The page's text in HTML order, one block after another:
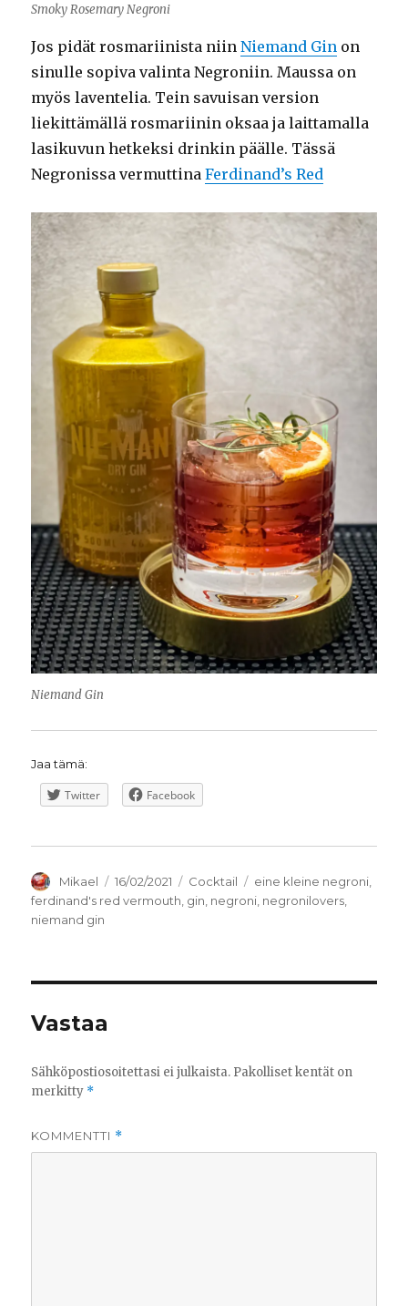
Smoky Rosemary Negroni
Jos pidät rosmariinista niinNiemand Gin on
sinulle sopiva valinta Negroniin. Maussa on
myös laventelia. Tein savuisan version
liekittämällä rosmariinin oksaa ja laittamalla
lasikuvun hetkeksi drinkin päälle. Tässä
Negronissa vermuttinaFerdinand’s Red
Niemand Gin
Jaa tämä:
Twitter Facebook
Kirjoittaja
Mikael Julkaistu
16/02/2021 Kategoriat
Cocktail Avainsanat
eine kleine negroni,
ferdinand's red vermouth, gin, negroni, negronilovers,
niemand gin
Vastaa
Sähköpostiosoitettasi ei julkaista. Pakolliset kentät on
merkitty *
KOMMENTTI *